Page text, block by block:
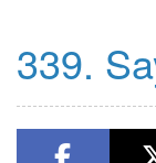
339.